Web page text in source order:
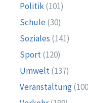
Politik(101)
Schule (30)
Soziales (141)
Sport(120)
Umwelt(137)
Veranstaltung